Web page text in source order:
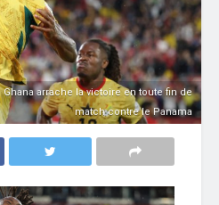
arrache la victoire en toute fin de
match contre le Panama